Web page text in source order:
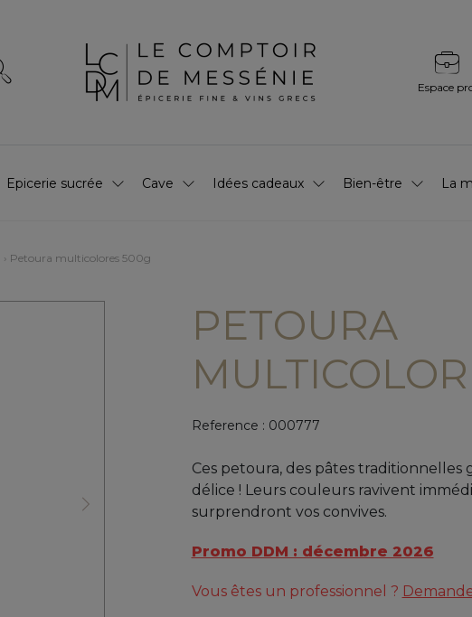
Espace
Epicerie sucrée Cave Idées cadeaux Bien-être La
Petoura multicolores 500g
Suivant
PETOURA
Reference : 000777
Ces petoura, des pâtes
délice ! Leurs couleurs ravivent
surprendront vos convives.
Promo DDM : décembre 2026
Vous êtes un professionnel ?